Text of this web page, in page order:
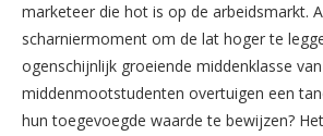
marketeer die hot is op de arbeidsmarkt.
scharniermoment om de lat hoger te
ogenschijnlijk groeiende middenklasse
middenmootstudenten overtuigen een
hun toegevoegde waarde te bewijzen?